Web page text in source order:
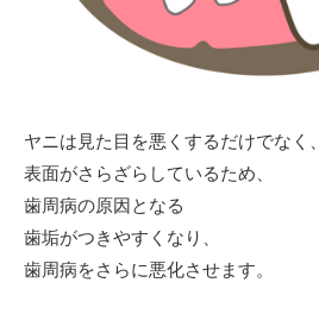
ヤニは見た目を悪くするだけでなく、
表面がさらざらしているため、
歯周病の原因となる
歯垢がつきやすくなり、
歯周病をさらに悪化させます。